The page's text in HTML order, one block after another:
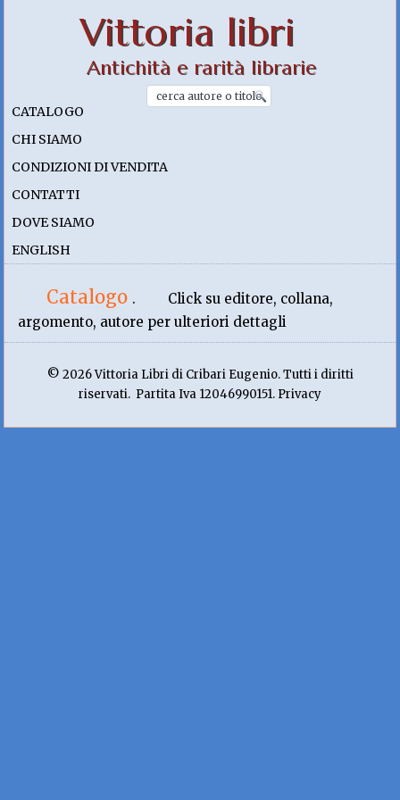
Vittoria libri
Antichità e rarità librarie
CATALOGO
CHI SIAMO
CONDIZIONI DI VENDITA
CONTATTI
DOVE SIAMO
ENGLISH
Catalogo .
Click su editore, collana,
argomento, autore per ulteriori dettagli
© 2026 Vittoria Libri di Cribari Eugenio. Tutti i diritti
riservati. Partita Iva 12046990151. Privacy